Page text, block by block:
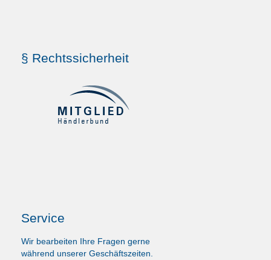
§ Rechtssicherheit
Service
Wir bearbeiten Ihre Fragen gerne
während unserer Geschäftszeiten.